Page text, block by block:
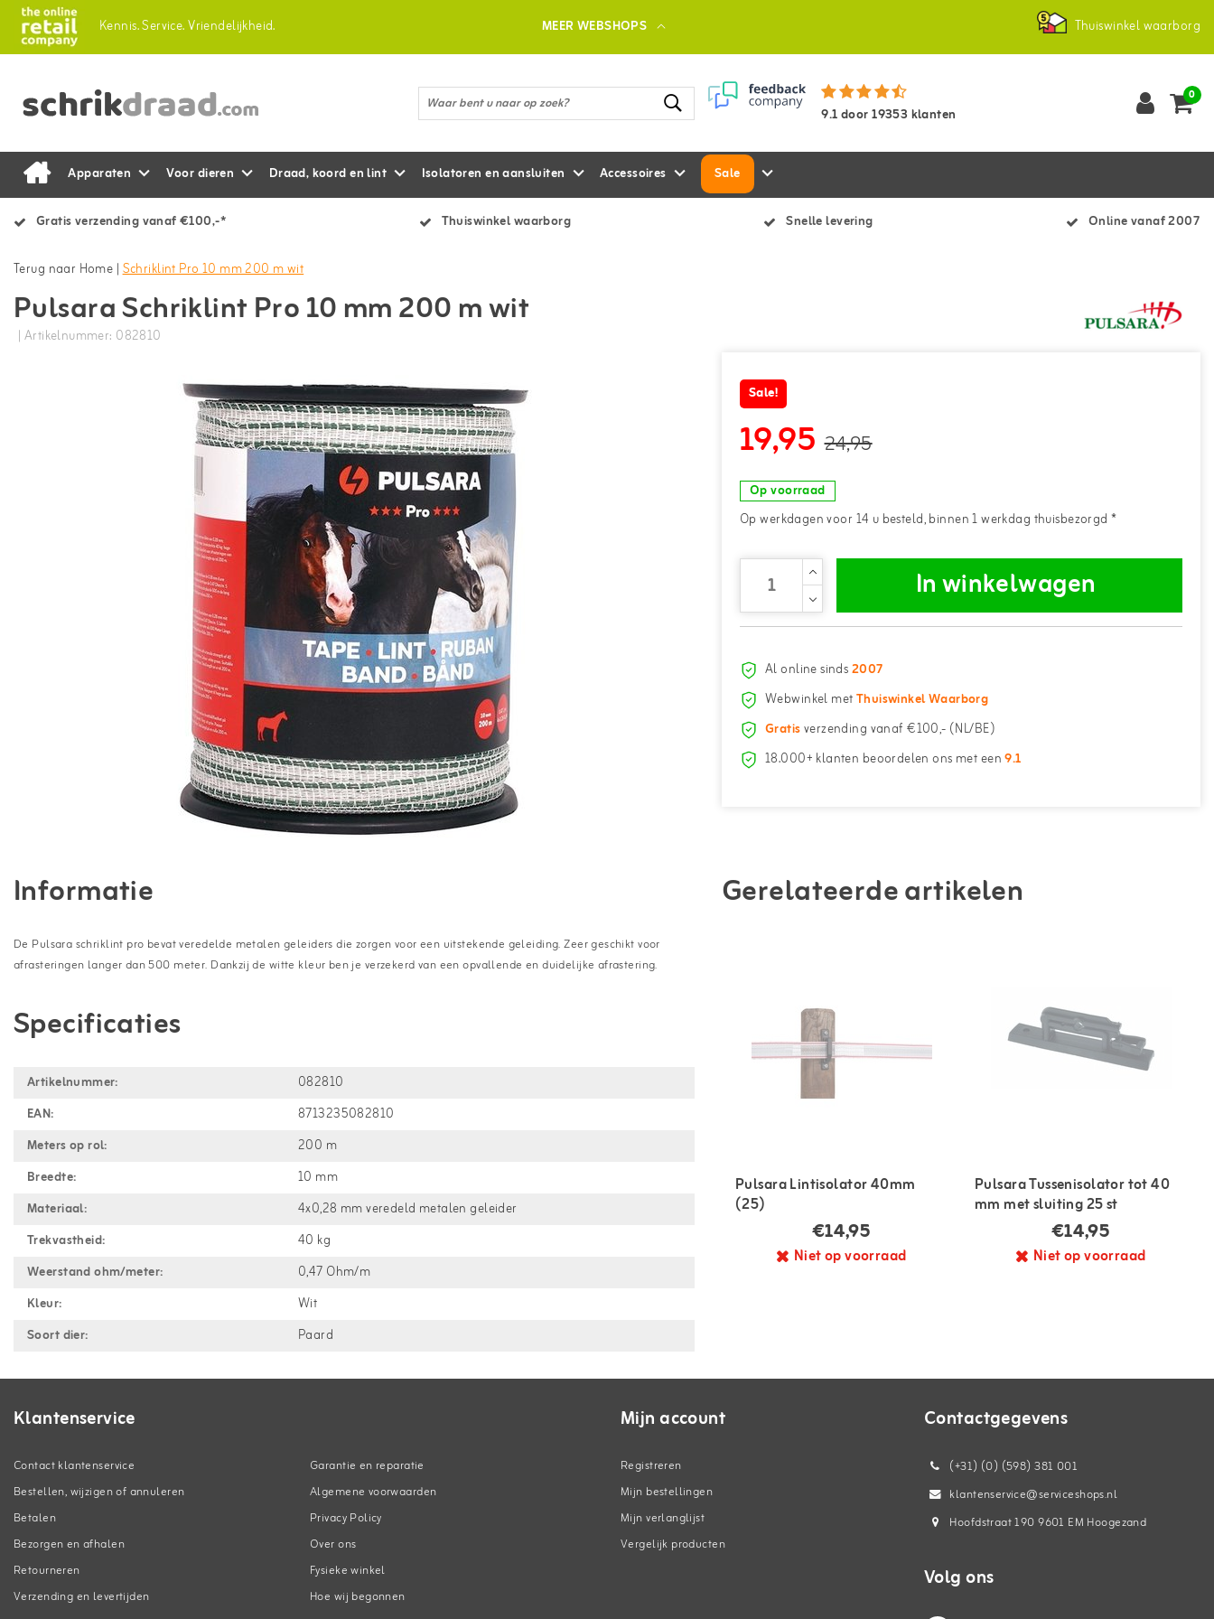
Kennis.Service.Vriendelijkheid. MEER WEBSHOPS Thuiswinkel waarborg
9.1door19353 klanten
0
Apparaten Voor dieren Draad, koord en lint Isolatoren en aansluiten Accessoires Sale
Gratis verzending vanaf €100,-* Thuiswinkel waarborg Snelle levering Online vanaf 2007
Terug naar Home |Schriklint Pro 10 mm 200 m wit
Pulsara Schriklint Pro 10 mm 200 m wit
| Artikelnummer: 082810
Sale!
19,95 24,95
Op voorraad
Op werkdagen voor 14 u besteld, binnen 1 werkdag thuisbezorgd *
In winkelwagen
Al online sinds2007
Webwinkel metThuiswinkel Waarborg
Gratisverzending vanaf €100,- (NL/BE)
18.000+ klanten beoordelen ons met een9.1
Informatie
De Pulsara schriklint pro bevat veredelde metalen geleiders die zorgen voor een uitstekende geleiding. Zeer geschikt voor
afrasteringen langer dan 500 meter. Dankzij de witte kleur ben je verzekerd van een opvallende en duidelijke afrastering.
Specificaties
Artikelnummer:
082810
EAN:
8713235082810
Meters op rol:
200 m
Breedte:
10 mm
Materiaal:
4x0,28 mm veredeld metalen geleider
Trekvastheid:
40 kg
Weerstand ohm/meter:
0,47 Ohm/m
Kleur:
Wit
Soort dier:
Paard
Gerelateerde artikelen
Pulsara Lintisolator 40mm
(25)
€14,95
Niet op voorraad
Pulsara Tussenisolator tot 40
mm met sluiting 25 st
€14,95
Niet op voorraad
Klantenservice
Contact klantenservice
Bestellen, wijzigen of annuleren
Betalen
Bezorgen en afhalen
Retourneren
Verzending en levertijden
Garantie en reparatie
Algemene voorwaarden
Privacy Policy
Over ons
Fysieke winkel
Hoe wij begonnen
Mijn account
Registreren
Mijn bestellingen
Mijn verlanglijst
Vergelijk producten
Contactgegevens
(+31) (0) (598) 381 001
klantenservice@serviceshops.nl
Hoofdstraat 190 9601 EM Hoogezand
Volg ons